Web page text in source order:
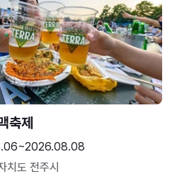
축제
치도 전주시